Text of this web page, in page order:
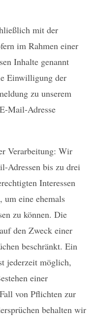
mit der
im Rahmen einer
Inhalte genannt
Einwilligung der
zu unserem
Mail-Adresse
Verarbeitung: Wir
Adressen bis zu drei
Interessen
um eine ehemals
zu können. Die
den Zweck einer
beschränkt. Ein
jederzeit möglich,
einer
von Pflichten zur
behalten wir